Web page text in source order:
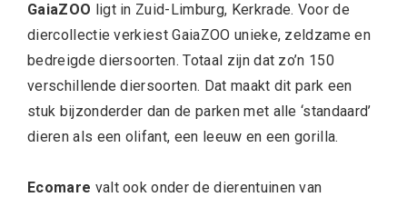
GaiaZOO ligt in Zuid-Limburg, Kerkrade. Voor de
diercollectie verkiest GaiaZOO unieke, zeldzame en
bedreigde diersoorten. Totaal zijn dat zo’n 150
verschillende diersoorten. Dat maakt dit park een
stuk bijzonderder dan de parken met alle ‘standaard’
dieren als een olifant, een leeuw en een gorilla.
Ecomare valt ook onder de dierentuinen van